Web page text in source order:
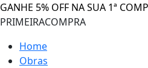
GANHE 5% OFF NA SUA 1ª
PRIMEIRACOMPRA
Home
Obras